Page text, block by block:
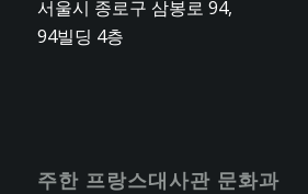
서울시 종로구 삼봉로 94,
94빌딩 4층
주한 프랑스대사관 문화과